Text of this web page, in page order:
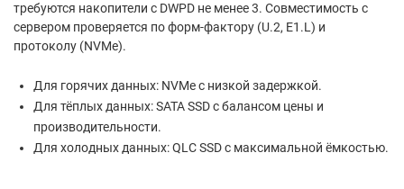
требуются накопители с DWPD не менее 3. Совместимость с
сервером проверяется по форм-фактору (U.2, E1.L) и
протоколу (NVMe).
Для горячих данных: NVMe с низкой задержкой.
Для тёплых данных: SATA SSD с балансом цены и
производительности.
Для холодных данных: QLC SSD с максимальной ёмкостью.